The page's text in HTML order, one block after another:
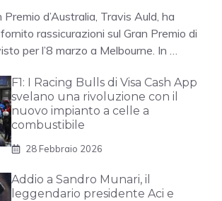
Premio d’Australia, Travis Auld, ha
rassicurazioni sul Gran Premio di
per l’8 marzo a Melbourne. In …
F1: I Racing Bulls di Visa Cash App
svelano una rivoluzione con il
nuovo impianto a celle a
combustibile
28 Febbraio 2026
Addio a Sandro Munari, il
leggendario presidente Aci e